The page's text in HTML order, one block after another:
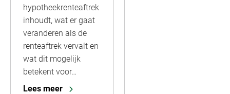
hypotheekrenteaftrek
inhoudt, wat er gaat
veranderen als de
renteaftrek vervalt en
wat dit mogelijk
betekent voor…
Lees meer